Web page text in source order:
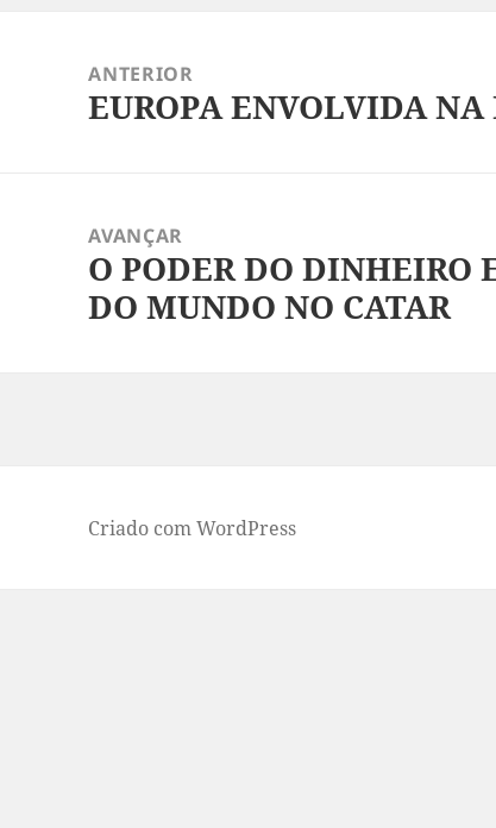
ANTERIOR
Artigo
EUROPA ENVOLVIDA
AVANÇAR
Artigo
seguinte:
O PODER DO DINHEIRO
DO MUNDO NO CATAR
Criado com WordPress